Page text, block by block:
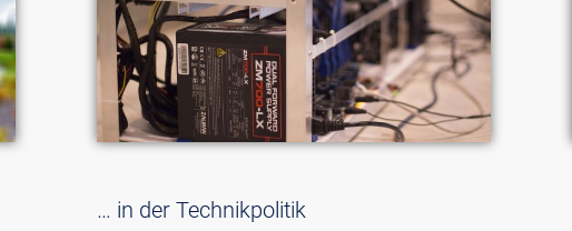
… in der Technikpolitik